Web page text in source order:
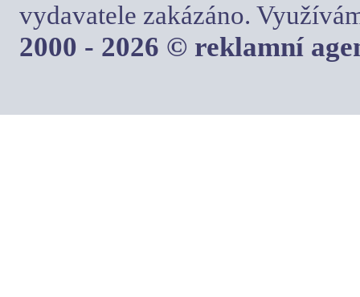
vydavatele zakázáno.
2000 - 2026 © reklamní